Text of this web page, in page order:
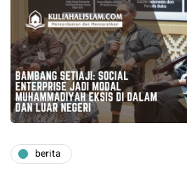
berita